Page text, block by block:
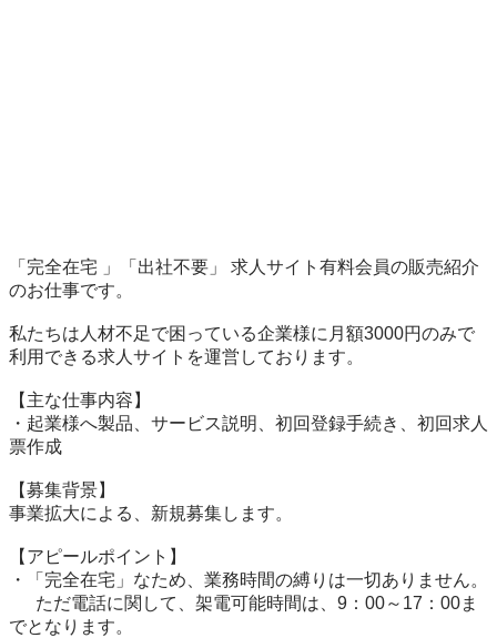
「完全在宅 」「出社不要」 求人サイト有料会員の販売紹介
のお仕事です。
私たちは人材不足で困っている企業様に月額3000円のみで
利用できる求人サイトを運営しております。
【主な仕事内容】
・起業様へ製品、サービス説明、初回登録手続き、初回求人
票作成
【募集背景】
事業拡大による、新規募集します。
【アピールポイント】
・「完全在宅」なため、業務時間の縛りは一切ありません。
ただ電話に関して、架電可能時間は、9：00～17：00ま
でとなります。